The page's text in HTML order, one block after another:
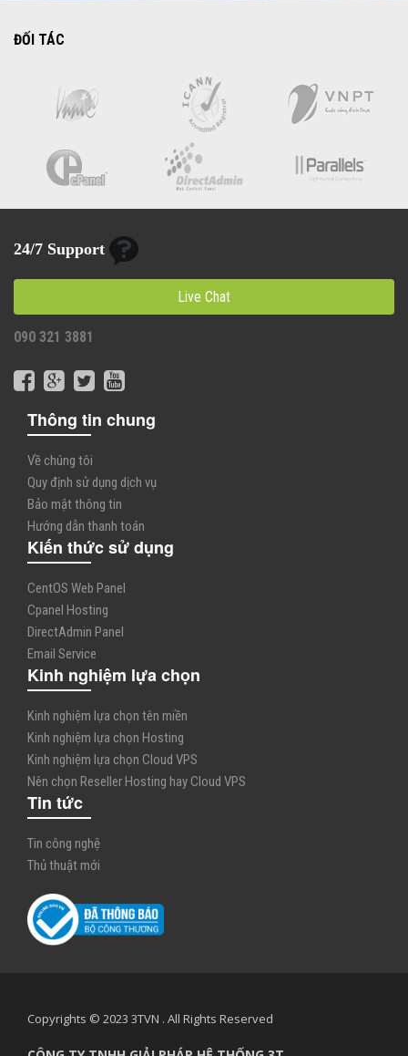
ĐỐI TÁC
24/7 Support
Live Chat
090 321 3881
Thông tin chung
Về chúng tôi
Quy định sử dụng dịch vụ
Bảo mật thông tin
Hướng dẫn thanh toán
Kiến thức sử dụng
CentOS Web Panel
Cpanel Hosting
DirectAdmin Panel
Email Service
Kinh nghiệm lựa chọn
Kinh nghiệm lựa chọn tên miền
Kinh nghiệm lựa chọn Hosting
Kinh nghiệm lựa chọn Cloud VPS
Nên chọn Reseller Hosting hay Cloud VPS
Tin tức
Tin công nghệ
Thủ thuật mới
Copyrights © 2023 3TVN . All Rights Reserved